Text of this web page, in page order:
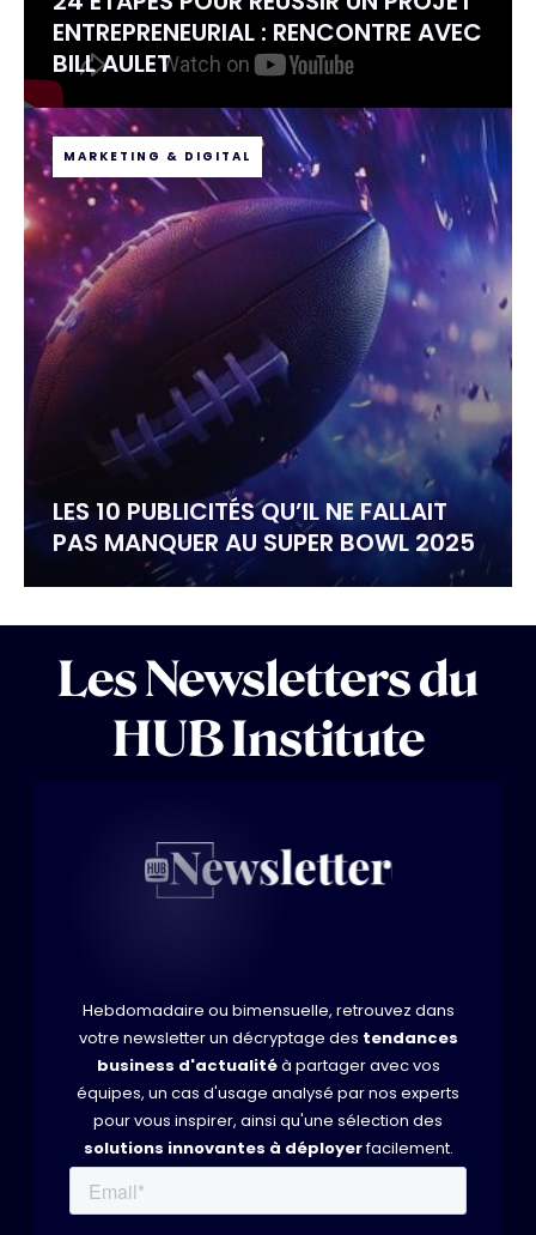
ENTREPRENEURIAL : RENCONTRE AVEC
BILL AULET
MARKETING & DIGITAL
LES 10 PUBLICITÉS QU’IL NE FALLAIT
PAS MANQUER AU SUPER BOWL 2025
Les Newsletters du
HUB Institute
Hebdomadaire ou bimensuelle, retrouvez dans
votre newsletter un décryptage des tendances
business d'actualitéà partager avec vos
équipes, un cas d'usage analysé par nos experts
pour vous inspirer, ainsi qu'une sélection des
solutions innovantes à déployerfacilement.